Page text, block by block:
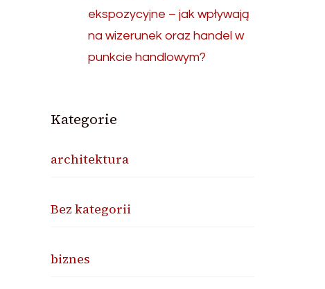
ekspozycyjne – jak wpływają
na wizerunek oraz handel w
punkcie handlowym?
Kategorie
architektura
Bez kategorii
biznes